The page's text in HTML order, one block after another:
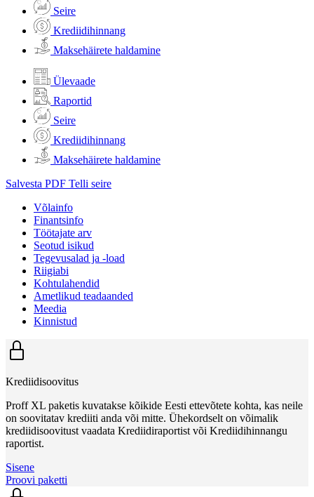
Seire
Krediidihinnang
Maksehäirete haldamine
Ülevaade
Raportid
Seire
Krediidihinnang
Maksehäirete haldamine
Salvesta PDF Telli seire
Võlainfo
Finantsinfo
Töötajate arv
Seotud isikud
Tegevusalad ja -load
Riigiabi
Kohtulahendid
Ametlikud teadaanded
Meedia
Kinnistud
Krediidisoovitus
Proff XL paketis kuvatakse kõikide Eesti ettevõtete kohta, kas neile
on soovitatav krediiti anda või mitte. Ühekordselt on võimalik
krediidisoovitust vaadata Krediidiraportist või Krediidihinnangu
raportist.
Sisene
Proovi paketti